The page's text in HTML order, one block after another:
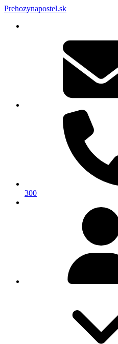
Prehozynapostel.sk
300